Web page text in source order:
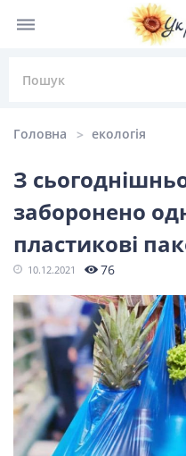
НОВИНИ УКРАЇНИ
Головні
Політика
Одеса
НОВИНИ СВІТУ
Головна екологія
З
заборонено
пластикові
10.12.2021 76